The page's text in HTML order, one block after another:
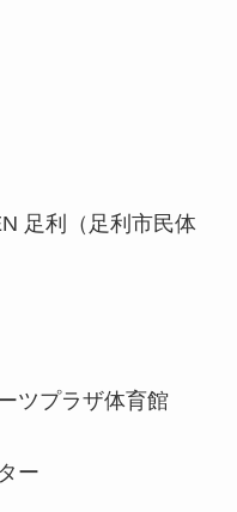
足利（足利市民体
ツプラザ体育館
ー